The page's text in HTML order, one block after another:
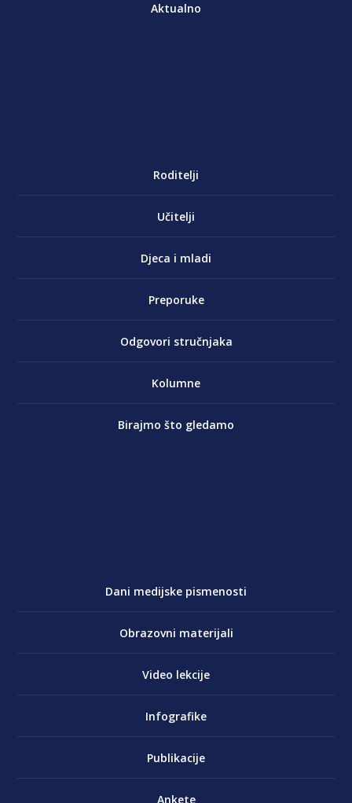
Aktualno
Roditelji
Učitelji
Djeca i mladi
Preporuke
Odgovori stručnjaka
Kolumne
Birajmo što gledamo
Dani medijske pismenosti
Obrazovni materijali
Video lekcije
Infografike
Publikacije
Ankete